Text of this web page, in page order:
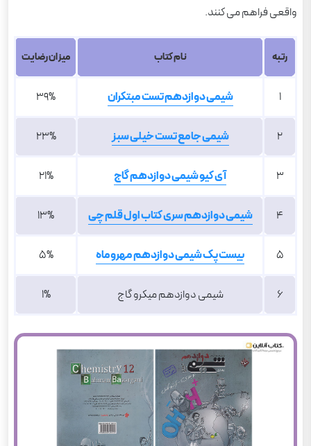
واقعی فراهم می کنند.
رتبه نام کتاب میزان رضایت
1 شیمی دوازدهم تست مبتکران 39%
2 شیمی جامع تست خیلی سبز 23%
3 آی کیو شیمی دوازدهم گاج 21%
4 شیمی دوازدهم سری کتاب اول قلم چی 13%
5 بیست پک شیمی دوازدهم مهروماه 5%
6 شیمی دوازدهم میکرو گاج 1%